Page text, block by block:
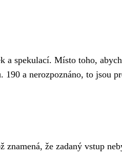
a spekulací. Místo toho,
a nerozpoznáno, to jsou
znamená, že zadaný vstup